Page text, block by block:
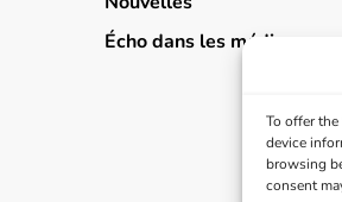
To offer
device
browsing
consent
Écho dans les médias